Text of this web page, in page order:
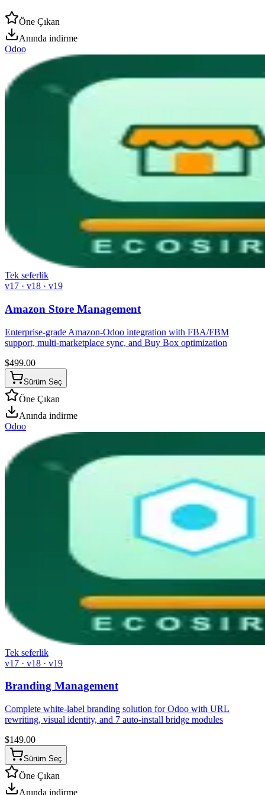
Öne Çıkan
Anında indirme
Odoo
Tek seferlik
v17 · v18 · v19
Amazon Store Management
Enterprise-grade Amazon-Odoo integration with FBA/FBM
support, multi-marketplace sync, and Buy Box optimization
$499.00
Sürüm Seç
Öne Çıkan
Anında indirme
Odoo
Tek seferlik
v17 · v18 · v19
Branding Management
Complete white-label branding solution for Odoo with URL
rewriting, visual identity, and 7 auto-install bridge modules
$149.00
Sürüm Seç
Öne Çıkan
Anında indirme